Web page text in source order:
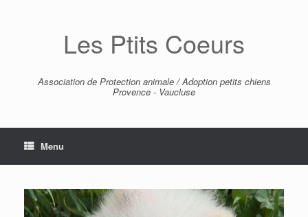
Les Ptits Coeurs
Association de Protection animale / Adoption petits chiens
Provence - Vaucluse
Menu